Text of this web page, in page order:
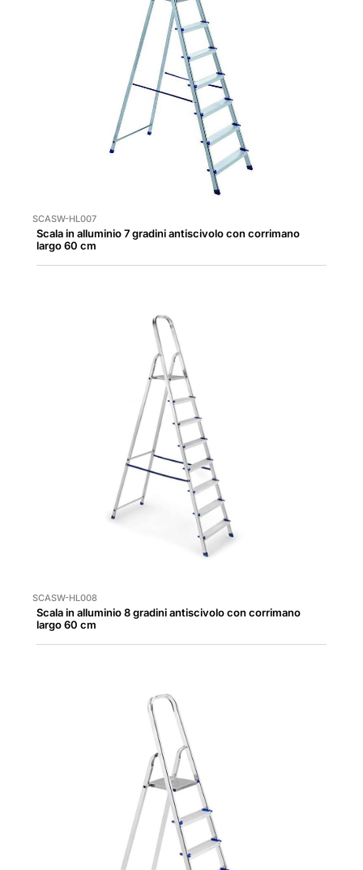
SCASW-HL007
Scala in alluminio 7 gradini antiscivolo con corrimano
largo 60 cm
SCASW-HL008
Scala in alluminio 8 gradini antiscivolo con corrimano
largo 60 cm